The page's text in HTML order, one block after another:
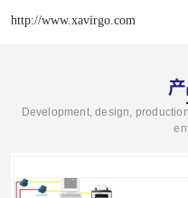
http://www.xavirgo.com
Development, design,